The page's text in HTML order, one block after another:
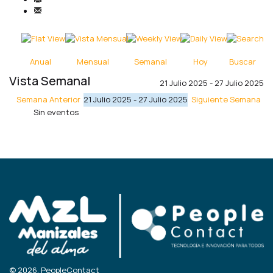
Anual Mensual Semanal Hoy Buscar
Vista Semanal
21 Julio 2025 - 27 Julio 2025
Semana Anterior 21 Julio 2025 - 27 Julio 2025 Siguiente Semana
Sin eventos
© 2026, PeopleContact